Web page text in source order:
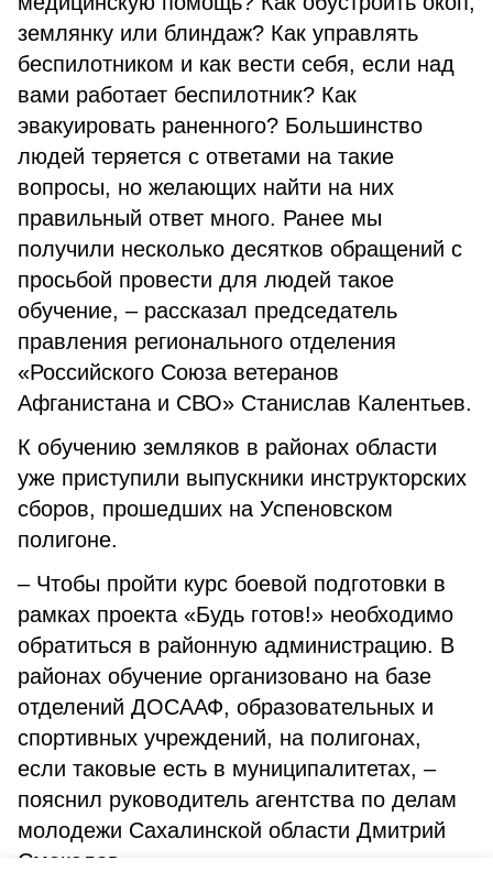
землянку или блиндаж? Как управлять
беспилотником и как вести себя, если над
вами работает беспилотник? Как
эвакуировать раненного? Большинство
людей теряется с ответами на такие
вопросы, но желающих найти на них
правильный ответ много. Ранее мы
получили несколько десятков обращений с
просьбой провести для людей такое
обучение, – рассказал председатель
правления регионального отделения
«Российского Союза ветеранов
Афганистана и СВО» Станислав Калентьев.
К обучению земляков в районах области
уже приступили выпускники инструкторских
сборов, прошедших на Успеновском
полигоне.
– Чтобы пройти курс боевой подготовки в
рамках проекта «Будь готов!» необходимо
обратиться в районную администрацию. В
районах обучение организовано на базе
отделений ДОСААФ, образовательных и
спортивных учреждений, на полигонах,
если таковые есть в муниципалитетах, –
пояснил руководитель агентства по делам
молодежи Сахалинской области Дмитрий
Смекалов.